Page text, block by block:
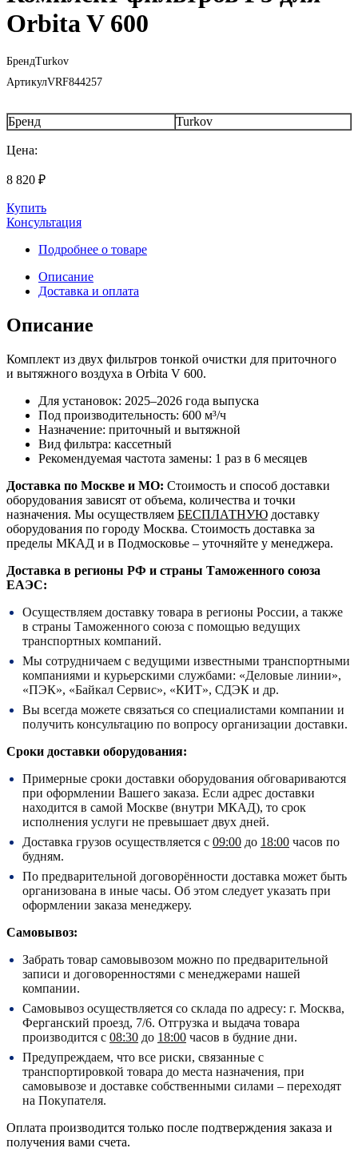
Orbita V 600
БрендTurkov
АртикулVRF844257
Бренд Turkov
Цена:
8 820 ₽
Купить
Консультация
Подробнее о товаре
Описание
Доставка и оплата
Описание
Комплект из двух фильтров тонкой очистки для приточного
и вытяжного воздуха в Orbita V 600.
Для установок: 2025–2026 года выпуска
Под производительность: 600 м³/ч
Назначение: приточный и вытяжной
Вид фильтра: кассетный
Рекомендуемая частота замены: 1 раз в 6 месяцев
Доставка по Москве и МО: Стоимость и способ доставки
оборудования зависят от объема, количества и точки
назначения. Мы осуществляем БЕСПЛАТНУЮ доставку
оборудования по городу Москва. Стоимость доставка за
пределы МКАД и в Подмосковье – уточняйте у менеджера.
Доставка в регионы РФ и страны Таможенного союза
ЕАЭС:
Осуществляем доставку товара в регионы России, а также
в страны Таможенного союза с помощью ведущих
транспортных компаний.
Мы сотрудничаем с ведущими известными транспортными
компаниями и курьерскими службами: «Деловые линии»,
«ПЭК», «Байкал Сервис», «КИТ», СДЭК и др.
Вы всегда можете связаться со специалистами компании и
получить консультацию по вопросу организации доставки.
Сроки доставки оборудования:
Примерные сроки доставки оборудования обговариваются
при оформлении Вашего заказа. Если адрес доставки
находится в самой Москве (внутри МКАД), то срок
исполнения услуги не превышает двух дней.
Доставка грузов осуществляется с 09:00 до 18:00 часов по
будням.
По предварительной договорённости доставка может быть
организована в иные часы. Об этом следует указать при
оформлении заказа менеджеру.
Самовывоз:
Забрать товар самовывозом можно по предварительной
записи и договоренностями с менеджерами нашей
компании.
Самовывоз осуществляется со склада по адресу: г. Москва,
Ферганский проезд, 7/6. Отгрузка и выдача товара
производится с 08:30 до 18:00 часов в будние дни.
Предупреждаем, что все риски, связанные с
транспортировкой товара до места назначения, при
самовывозе и доставке собственными силами – переходят
на Покупателя.
Оплата производится только после подтверждения заказа и
получения вами счета.